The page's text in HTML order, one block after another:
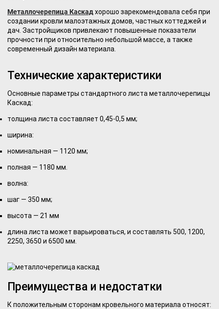
Металлочерепица Каскадхорошо зарекомендовала себя при
создании кровли малоэтажных домов, частных коттеджей и
дач. Застройщиков привлекают повышенные показатели
прочности при относительно небольшой массе, а также
современный дизайн материала.
Технические характеристики
Основные параметры стандартного листа металлочерепицы
Каскад:
толщина листа составляет 0,45-0,5 мм;
ширина:
номинальная — 1120 мм;
полная — 1180 мм.
волна:
шаг — 350 мм;
высота — 21 мм
длина листа может варьироваться, и составлять 500, 1200,
2250, 3650 и 6500 мм.
Преимущества и недостатки
К положительным сторонам кровельного материала относят: